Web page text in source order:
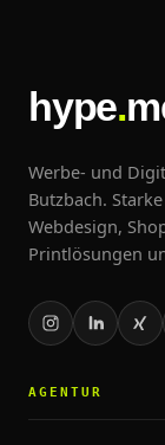
hype.
Werbe- und
Butzbach.
Webdesign,
Printlösungen
AGENTUR